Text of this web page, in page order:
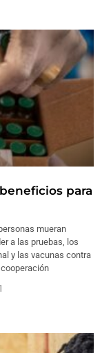
para
mueran
a las pruebas, los
y las vacunas contra